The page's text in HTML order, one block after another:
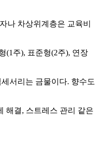
나 차상위계층은 교육비
(1주), 표준형(2주), 연장
서리는 금물이다. 향수도
해결, 스트레스 관리 같은